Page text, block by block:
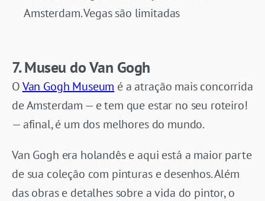
Amsterdam. Vegas são limitadas
7. Museu do Van Gogh
OVan Gogh Museum é a atração mais concorrida
de Amsterdam — e tem que estar no seu roteiro!
— afinal, é um dos melhores do mundo.
Van Gogh era holandês e aqui está a maior parte
de sua coleção com pinturas e desenhos. Além
das obras e detalhes sobre a vida do pintor, o